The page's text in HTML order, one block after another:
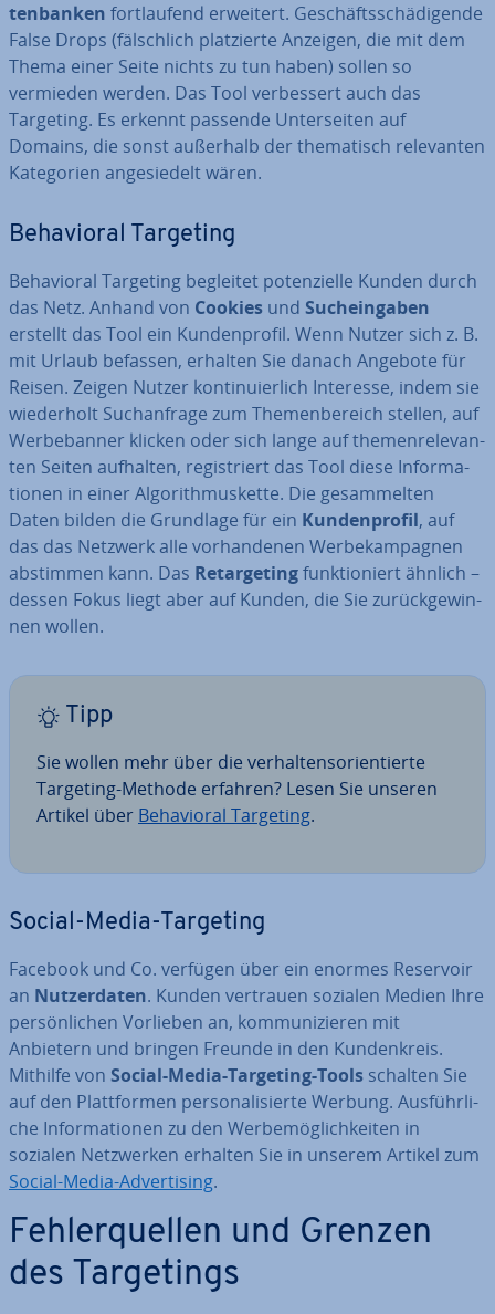
ten­ban­ken fort­lau­fend erweitert. Ge­schäfts­schä­di­gen­de
False Drops (fälsch­lich plat­zier­te Anzeigen, die mit dem
Thema einer Seite nichts zu tun haben) sollen so
vermieden werden. Das Tool ver­bes­sert auch das
Targeting. Es erkennt passende Un­ter­sei­ten auf
Domains, die sonst außerhalb der the­ma­tisch re­le­van­ten
Ka­te­go­rien an­ge­sie­delt wären.
Be­ha­vi­oral Targeting
Be­ha­vi­oral Targeting begleitet po­ten­zi­el­le Kunden durch
das Netz. Anhand von Cookies und Such­ein­ga­ben
erstellt das Tool ein Kun­den­pro­fil. Wenn Nutzer sich z. B.
mit Urlaub befassen, erhalten Sie danach Angebote für
Reisen. Zeigen Nutzer kon­ti­nu­ier­lich Interesse, indem sie
wie­der­holt Such­an­fra­ge zum The­men­be­reich stellen, auf
Wer­be­ban­ner klicken oder sich lange auf the­men­re­le­van­
ten Seiten aufhalten, re­gis­triert das Tool diese In­for­ma­
tio­nen in einer Al­go­rith­mus­ket­te. Die ge­sam­mel­ten
Daten bilden die Grundlage für ein Kun­den­pro­fil, auf
das das Netzwerk alle vor­han­de­nen Wer­be­kam­pa­gnen
abstimmen kann. Das Re­tar­ge­tingfunk­tio­niert ähnlich –
dessen Fokus liegt aber auf Kunden, die Sie zu­rück­ge­win­
nen wollen.
Tipp
Sie wollen mehr über die ver­hal­tens­ori­en­tier­te
Targeting-Methode erfahren? Lesen Sie unseren
Artikel über Be­ha­vi­oral Targeting.
Social-Media-Targeting
Facebook und Co. verfügen über ein enormes Reservoir
an Nut­zer­da­ten. Kunden vertrauen sozialen Medien Ihre
per­sön­li­chen Vorlieben an, kom­mu­ni­zie­ren mit
Anbietern und bringen Freunde in den Kun­den­kreis.
Mithilfe von Social-Media-Targeting-Tools schalten Sie
auf den Platt­for­men per­so­na­li­sier­te Werbung. Aus­führ­li­
che In­for­ma­tio­nen zu den Wer­be­mög­lich­kei­ten in
sozialen Netz­wer­ken erhalten Sie in unserem Artikel zum
Social-Media-Ad­ver­ti­sing.
Feh­ler­quel­len und Grenzen
des Tar­ge­tings